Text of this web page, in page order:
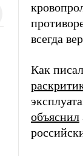
всегда
Как
объяснил